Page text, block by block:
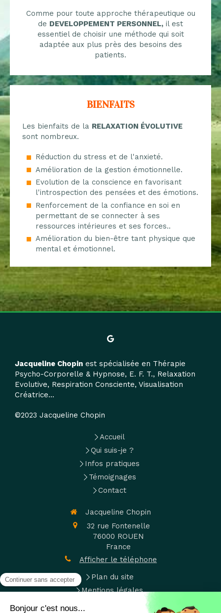
Comme pour toute approche thérapeutique ou
de DEVELOPPEMENT PERSONNEL, il est
essentiel de choisir une méthode qui soit
adaptée aux plus près des besoins des
patients.
BIENFAITS
Les bienfaits de la RELAXATION ÉVOLUTIVE
sont nombreux.
Réduction du stress et de l'anxieté.
Amélioration de la gestion émotionnelle.
Evolution de la conscience en favorisant
l'introspection des pensées et des émotions.
Renforcement de la confiance en soi en
permettant de se connecter à ses
ressources intérieures et ses forces..
Amélioration du bien-être tant physique que
mental et émotionnel.
Jacqueline Chopin est spécialisée en Thérapie
Psycho-Corporelle & Hypnose, E. F. T., Relaxation
Evolutive, Respiration Consciente, Visualisation
Créatrice...
©2023 Jacqueline Chopin
Accueil
Qui suis-je ?
Infos pratiques
Témoignages
Contact
Jacqueline Chopin
32 rue Fontenelle
76000 ROUEN
France
Afficher le téléphone
Plan du site
Mentions légales
L' E. F. T., l'hypnose, la relaxation, la visualisation.....